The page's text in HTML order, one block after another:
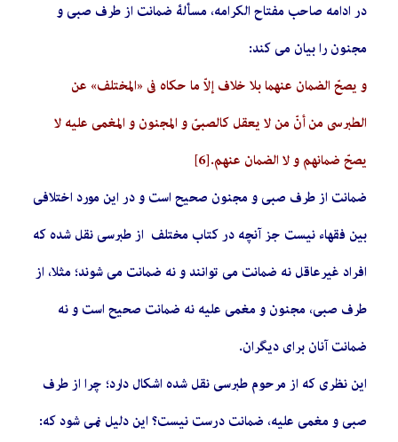
در ادامه صاحب مفتاح الکرامه، مسألۀ ضمانت از طرف صبی و
مجنون را بیان می کند:
و يصحّ‌ الضمان عنهما بلا خلاف إلاّ ما حكاه في «المختلف» عن
الطبرسي من أنّ‌ من لا يعقل كالصبيّ‌ و المجنون و المغمى عليه لا
يصحّ‌ ضمانهم و لا الضمان عنهم.[6]
ضمانت از طرف صبی و مجنون صحیح است و در این مورد اختلافی
بین فقهاء نیست جز آنچه در کتاب مختلف از طبرسی نقل شده که
افراد غیرعاقل نه ضمانت می توانند و نه ضمانت می شوند؛ مثلا، از
طرف صبی، مجنون و مغمی علیه نه ضمانت صحیح است و نه
ضمانت آنان برای دیگران.
این نظری که از مرحوم طبرسی نقل شده اشکال دارد؛ چرا از طرف
صبی و مغمی علیه، ضمانت درست نیست؟ این دلیل نمی شود که: